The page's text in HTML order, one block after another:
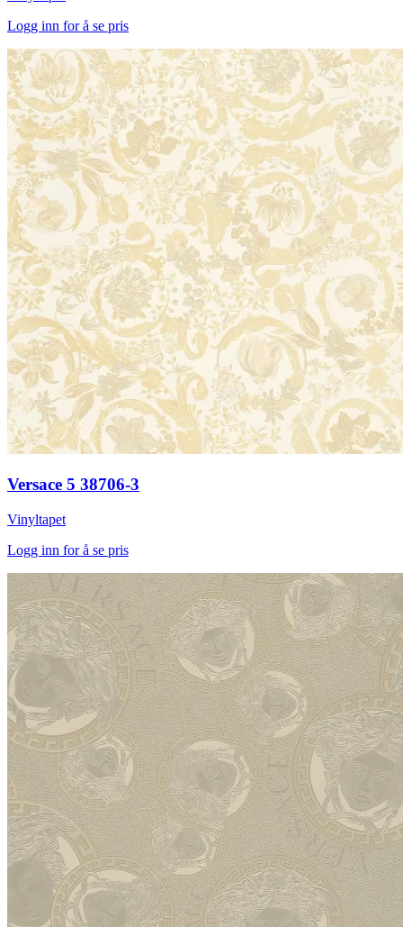
Logg inn for å se pris
Versace 5 38706-3
Vinyltapet
Logg inn for å se pris